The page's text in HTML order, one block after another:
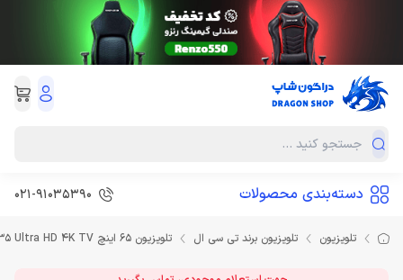
دسته‌بندی محصولات 021-91035390
تلویزیون تلویزیون برند تی سی ال تلویزیون 65 اینچ TCL 65p735 Ultra HD 4K TV